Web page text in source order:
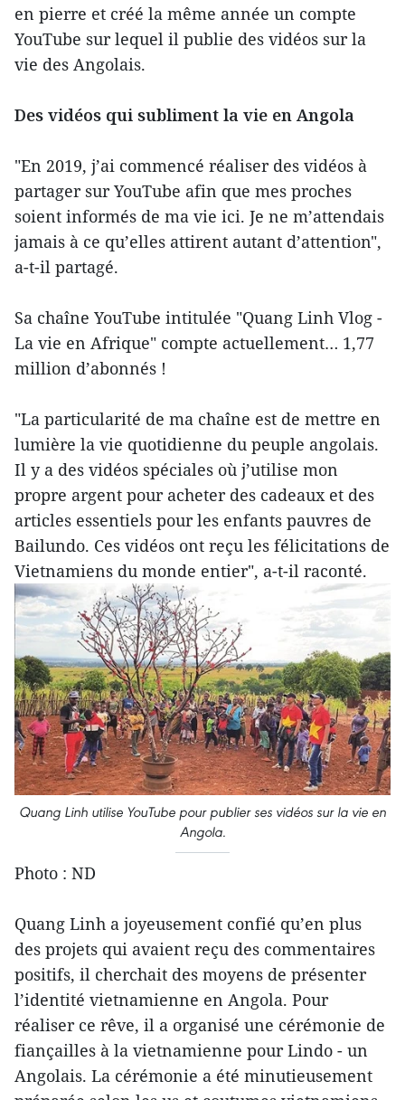
en pierre et créé la même année un compte
YouTube sur lequel il publie des vidéos sur la
vie des Angolais.
Des vidéos qui subliment la vie en Angola
"En 2019, j’ai commencé réaliser des vidéos à
partager sur YouTube afin que mes proches
soient informés de ma vie ici. Je ne m’attendais
jamais à ce qu’elles attirent autant d’attention",
a-t-il partagé.
Sa chaîne YouTube intitulée "Quang Linh Vlog -
La vie en Afrique" compte actuellement… 1,77
million d’abonnés !
"La particularité de ma chaîne est de mettre en
lumière la vie quotidienne du peuple angolais.
Il y a des vidéos spéciales où j’utilise mon
propre argent pour acheter des cadeaux et des
articles essentiels pour les enfants pauvres de
Bailundo. Ces vidéos ont reçu les félicitations de
Vietnamiens du monde entier", a-t-il raconté.
Quang Linh utilise YouTube pour publier ses vidéos sur la vie en
Angola.
Photo : ND
Quang Linh a joyeusement confié qu’en plus
des projets qui avaient reçu des commentaires
positifs, il cherchait des moyens de présenter
l’identité vietnamienne en Angola. Pour
réaliser ce rêve, il a organisé une cérémonie de
fiançailles à la vietnamienne pour Lindo - un
Angolais. La cérémonie a été minutieusement